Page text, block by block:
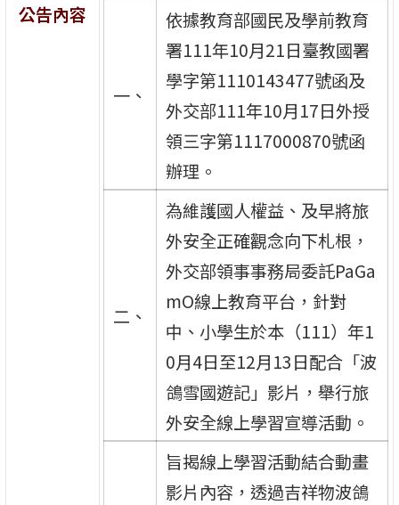
公告內容
一、
依據教育部國民及學前教育
署111年10月21日臺教國署
學字第1110143477號函及
外交部111年10月17日外授
領三字第1117000870號函
辦理。
二、
為維護國人權益、及早將旅
外安全正確觀念向下札根，
外交部領事事務局委託PaGa
mO線上教育平台，針對
中、小學生於本（111）年1
0月4日至12月13日配合「波
鴿雪國遊記」影片，舉行旅
外安全線上學習宣導活動。
旨揭線上學習活動結合動畫
影片內容，透過吉祥物波鴿